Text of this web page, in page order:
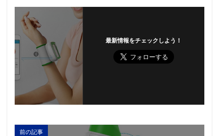
最新情報をチェックしよう！
前の記事